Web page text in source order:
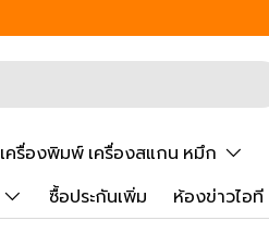
เครื่องพิมพ์ เครื่องสแกน หมึก
ซื้อประกันเพิ่ม ห้องข่าวไอที